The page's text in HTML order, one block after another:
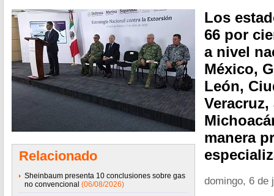
Relacionado
Sheinbaum presenta 10 conclusiones sobre gas
no convencional (06/08/2026)
Los
66 por
a nivel
México,
León,
manera
domingo, 6 de